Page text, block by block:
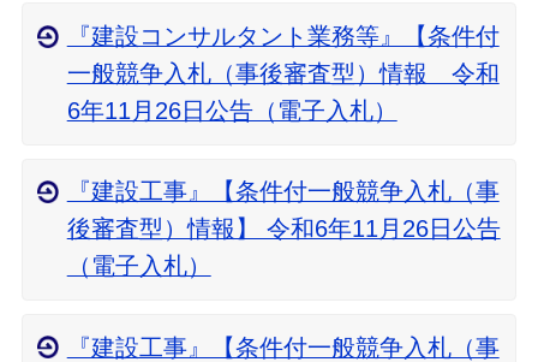
『建設コンサルタント業務等』【条件付
一般競争入札（事後審査型）情報 令和
6年11月26日公告（電子入札）
『建設工事』【条件付一般競争入札（事
後審査型）情報】 令和6年11月26日公告
（電子入札）
『建設工事』【条件付一般競争入札（事